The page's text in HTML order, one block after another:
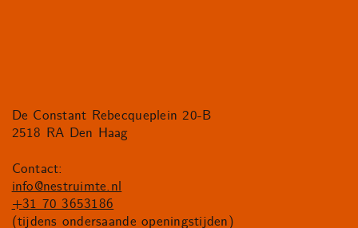
De Constant Rebecqueplein 20-B
2518 RA Den Haag
Contact:
info@nestruimte.nl
+31 70 3653186
(tijdens ondersaande openingstijden)